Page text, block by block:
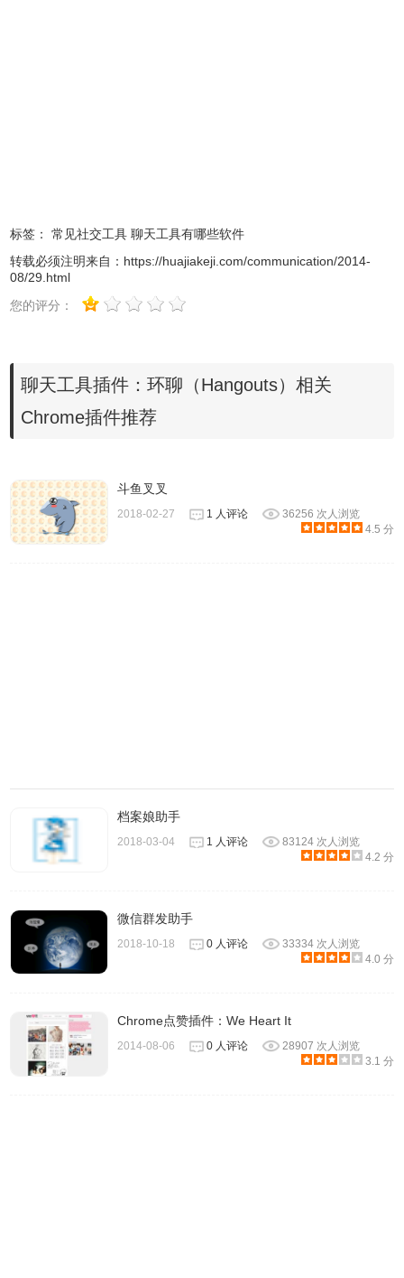
环聊不仅可以和单一好友视频，它甚至还支持多人视频模式，在
此模式下多个用户的视频画面会同时显示在一个窗口中，不管是家人
见面还是公司开会用户都可以使用环聊来面对面交流。
使用环聊插件用户不用局限于一种操作系统或者一种设备，用户
浏览器的任何操作系统中安装环聊插件启动和亲人好友之间的聊天功
能。
送、单人视频通话、多人视频通话，关键性在于它仅仅是一个
chrome插件。
标签： 常见社交工具 聊天工具有哪些软件
转载必须注明来自： https://huajiakeji.com/communication/2014-
08/29.html
您的评分：
聊天工具插件：环聊（Hangouts）相关
Chrome插件推荐
斗鱼叉叉
2018-02-27 1 人评论
36256 次人浏览
4.5 分
档案娘助手
2018-03-04 1 人评论
83124 次人浏览
4.2 分
微信群发助手
2018-10-18 0 人评论
33334 次人浏览
4.0 分
Chrome点赞插件：We Heart It
2014-08-06 0 人评论
28907 次人浏览
3.1 分